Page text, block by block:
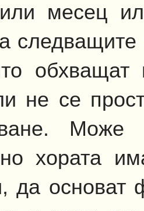
месец
следващите
не се
хората
да